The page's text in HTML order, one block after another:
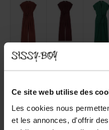
Ce site web utilise des
Les cookies nous
et les annonces, d'offrir
Choisissez votre taille
XS M